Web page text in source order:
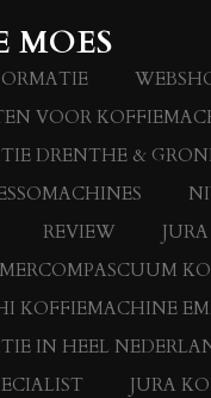
MOES
VOOR
DRENTHE &
REVIEW
KOFFIEMACHINE
IN HEEL
JURA